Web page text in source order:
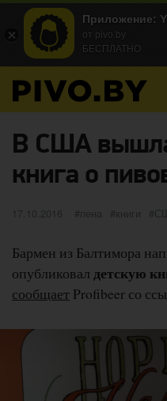
В США
книга о
Опубликовано
17.10.2016 категории
пена Метки
книги
Бармен из Балтимора
опубликовал детскую
сообщает Profibeer со
Приложение:
от pivo.by
БЕСПЛАТНО